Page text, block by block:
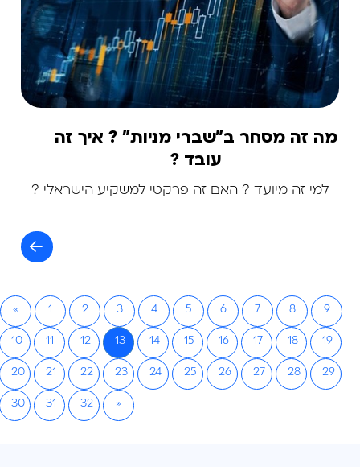
מה זה מסחר ב"שברי מניות" ? איך זה
עובד ?
למי זה מיועד ? האם זה פרקטי למשקיע הישראלי ?
« 1 2 3 4 5 6 7 8 9
10 11 12 13 14 15 16 17 18 19
20 21 22 23 24 25 26 27 28 29
30 31 32 »